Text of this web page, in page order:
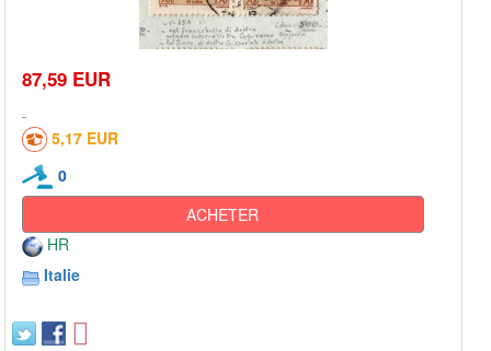
87,59 EUR
5,17 EUR
0
ACHETER
HR
Italie